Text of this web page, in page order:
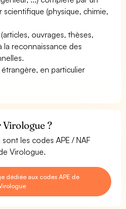
(physique, chimie,
ouvrages, thèses,
la reconnaissance des
en particulier
Virologue ?
les codes APE / NAF
Virologue.
dédiée aux codes APE de